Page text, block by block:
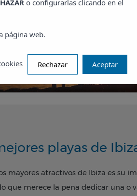
playas de
mayores atractivos de Ibiza es su
que merece la pena dedicar una o
o configurarlas clicando en el
página web.
Rechazar Aceptar